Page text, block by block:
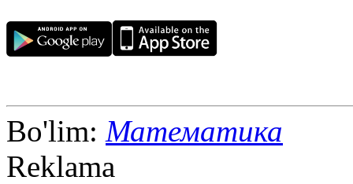
Bo'lim: Математика
Reklama